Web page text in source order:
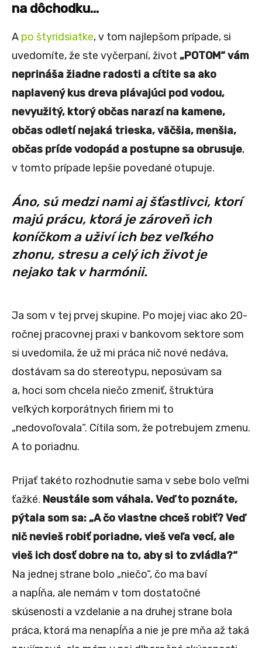
na dôchodku…
A po štyridsiatke, v tom najlepšom prípade, si
uvedomíte, že ste vyčerpaní, život „POTOM“ vám
neprináša žiadne radosti a cítite sa ako
naplavený kus dreva plávajúci pod vodou,
nevyužitý, ktorý občas narazí na kamene,
občas odletí nejaká trieska, väčšia, menšia,
občas príde vodopád a postupne sa obrusuje,
v tomto prípade lepšie povedané otupuje.
Áno, sú medzi nami aj šťastlivci, ktorí
majú prácu, ktorá je zároveň ich
koníčkom a uživí ich bez veľkého
zhonu, stresu a celý ich život je
nejako tak v harmónii.
Ja som v tej prvej skupine. Po mojej viac ako 20-
ročnej pracovnej praxi v bankovom sektore som
si uvedomila, že už mi práca nič nové nedáva,
dostávam sa do stereotypu, neposúvam sa
a, hoci som chcela niečo zmeniť, štruktúra
veľkých korporátnych firiem mi to
„nedovoľovala“. Cítila som, že potrebujem zmenu.
A to poriadnu.
Prijať takéto rozhodnutie sama v sebe bolo veľmi
ťažké. Neustále som váhala. Veď to poznáte,
pýtala som sa: „A čo vlastne chceš robiť? Veď
nič nevieš robiť poriadne, vieš veľa vecí, ale
vieš ich dosť dobre na to, aby si to zvládla?“
Na jednej strane bolo „niečo“, čo ma baví
a napĺňa, ale nemám v tom dostatočné
skúsenosti a vzdelanie a na druhej strane bola
práca, ktorá ma nenapĺňa a nie je pre mňa až taká